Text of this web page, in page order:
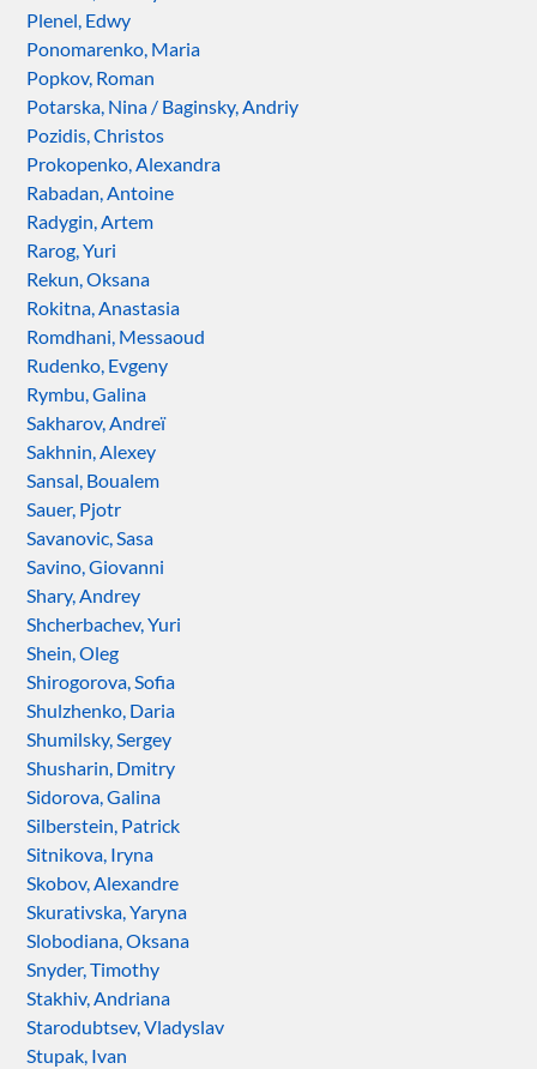
Plenel, Edwy
Ponomarenko, Maria
Popkov, Roman
Potarska, Nina / Baginsky, Andriy
Pozidis, Christos
Prokopenko, Alexandra
Rabadan, Antoine
Radygin, Artem
Rarog, Yuri
Rekun, Oksana
Rokitna, Anastasia
Romdhani, Messaoud
Rudenko, Evgeny
Rymbu, Galina
Sakharov, Andreï
Sakhnin, Alexey
Sansal, Boualem
Sauer, Pjotr
Savanovic, Sasa
Savino, Giovanni
Shary, Andrey
Shcherbachev, Yuri
Shein, Oleg
Shirogorova, Sofia
Shulzhenko, Daria
Shumilsky, Sergey
Shusharin, Dmitry
Sidorova, Galina
Silberstein, Patrick
Sitnikova, Iryna
Skobov, Alexandre
Skurativska, Yaryna
Slobodiana, Oksana
Snyder, Timothy
Stakhiv, Andriana
Starodubtsev, Vladyslav
Stupak, Ivan